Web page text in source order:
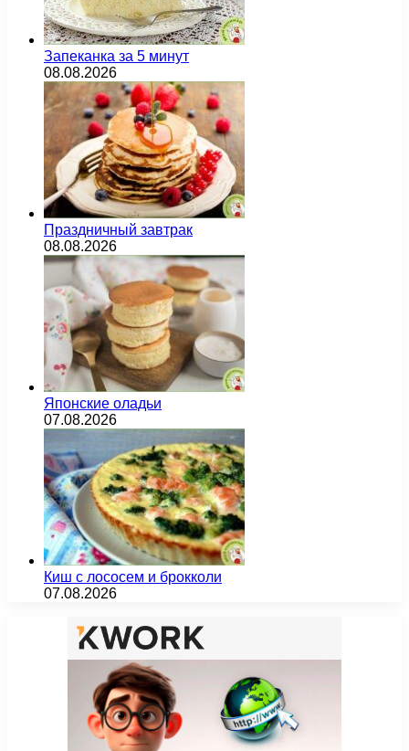
Запеканка за 5 минут
08.08.2026
Праздничный завтрак
08.08.2026
Японские оладьи
07.08.2026
Киш с лососем и брокколи
07.08.2026